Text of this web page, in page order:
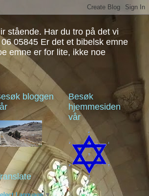
stående. Har du tro på det vi
05845 Er det et bibelsk emne
emne er for lite, ikke noe
bloggen
Besøk
hjemmesiden
vår